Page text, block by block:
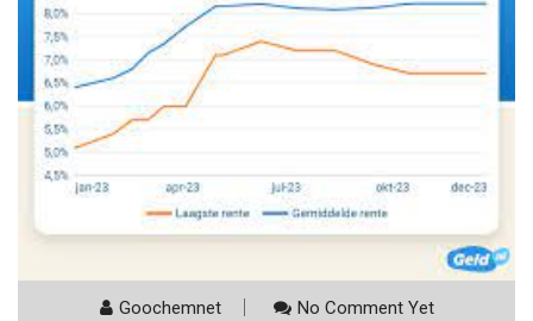
Goochemnet No Comment Yet